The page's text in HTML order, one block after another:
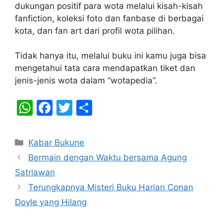
dukungan positif para wota melalui kisah-kisah
fanfiction, koleksi foto dan fanbase di berbagai
kota, dan fan art dari profil wota pilihan.
Tidak hanya itu, melalui buku ini kamu juga bisa
mengetahui tata cara mendapatkan tiket dan
jenis-jenis wota dalam “wotapedia”.
W
at
s
A
p
p
F
c
e
b
o
o
T
itt
er e
Categories
Kabar Bukune
Bermain dengan Waktu bersama Agung
Satriawan
Terungkapnya Misteri Buku Harian Conan
Doyle yang Hilang